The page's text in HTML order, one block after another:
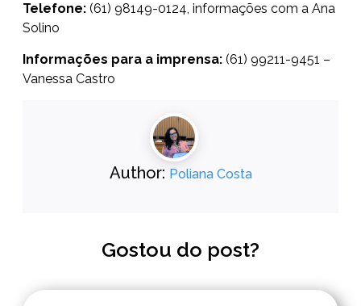
Telefone: (61) 98149-0124, informações com a Ana
Solino
Informações para a imprensa: (61) 99211-9451 –
Vanessa Castro
Author: Poliana Costa
Gostou do post?